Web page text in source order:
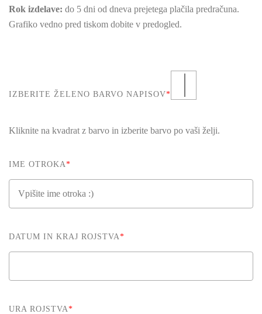
Rok izdelave: do 5 dni od dneva prejetega plačila predračuna.
Grafiko vedno pred tiskom dobite v predogled.
IZBERITE ŽELENO BARVO NAPISOV*
Kliknite na kvadrat z barvo in izberite barvo po vaši želji.
IME OTROKA*
DATUM IN KRAJ ROJSTVA*
URA ROJSTVA*